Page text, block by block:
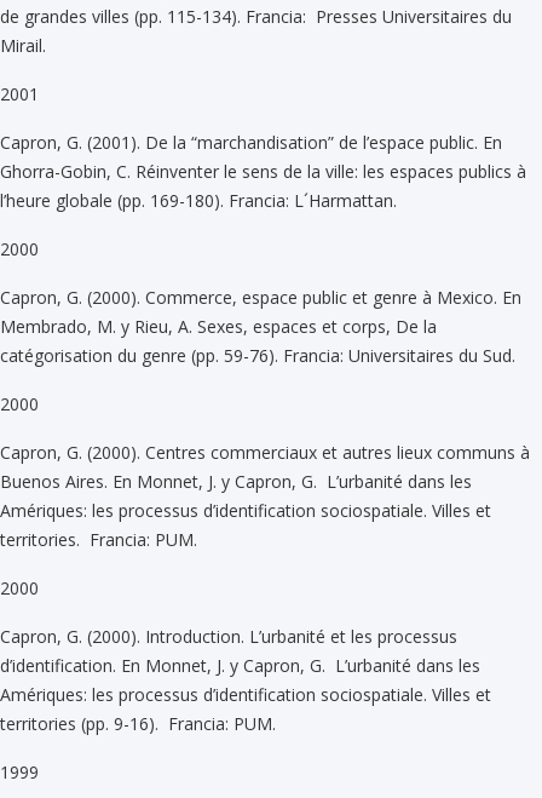
de grandes villes (pp. 115-134). Francia: Presses Universitaires du
Mirail.
2001
Capron, G. (2001). De la “marchandisation” de l’espace public. En
Ghorra-Gobin, C. Réinventer le sens de la ville: les espaces publics à
l’heure globale (pp. 169-180). Francia: L´Harmattan.
2000
Capron, G. (2000). Commerce, espace public et genre à Mexico. En
Membrado, M. y Rieu, A. Sexes, espaces et corps, De la
catégorisation du genre (pp. 59-76). Francia: Universitaires du Sud.
2000
Capron, G. (2000). Centres commerciaux et autres lieux communs à
Buenos Aires. En Monnet, J. y Capron, G. L’urbanité dans les
Amériques: les processus d’identification sociospatiale. Villes et
territories. Francia: PUM.
2000
Capron, G. (2000). Introduction. L’urbanité et les processus
d’identification. En Monnet, J. y Capron, G. L’urbanité dans les
Amériques: les processus d’identification sociospatiale. Villes et
territories (pp. 9-16). Francia: PUM.
1999